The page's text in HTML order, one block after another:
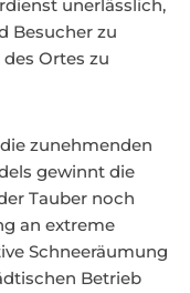
unerlässlich,
Besucher zu
Ortes zu
zunehmenden
gewinnt die
Tauber noch
an extreme
Schneeräumung
Betrieb